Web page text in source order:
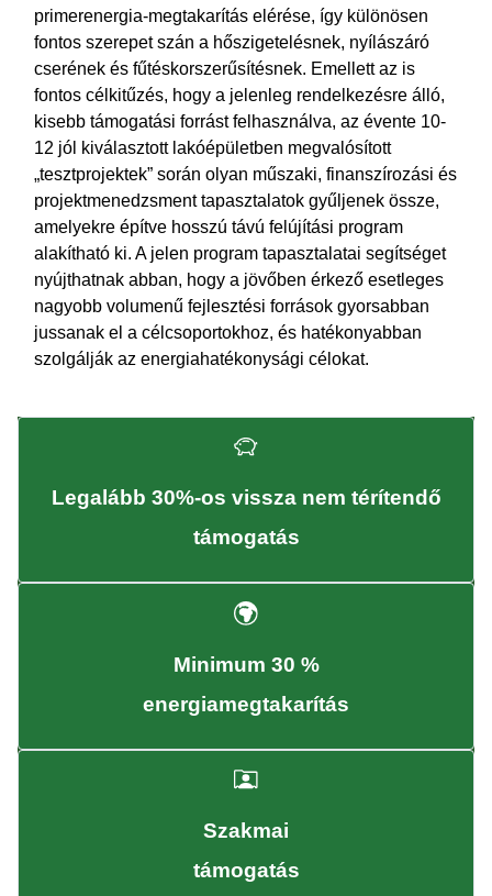
primerenergia-megtakarítás elérése, így különösen
fontos szerepet szán a hőszigetelésnek, nyílászáró
cserének és fűtéskorszerűsítésnek. Emellett az is
fontos célkitűzés, hogy a jelenleg rendelkezésre álló,
kisebb támogatási forrást felhasználva, az évente 10-
12 jól kiválasztott lakóépületben megvalósított
„tesztprojektek” során olyan műszaki, finanszírozási és
projektmenedzsment tapasztalatok gyűljenek össze,
amelyekre építve hosszú távú felújítási program
alakítható ki. A jelen program tapasztalatai segítséget
nyújthatnak abban, hogy a jövőben érkező esetleges
nagyobb volumenű fejlesztési források gyorsabban
jussanak el a célcsoportokhoz, és hatékonyabban
szolgálják az energiahatékonysági célokat.
Legalább 30%-os vissza nem térítendő
támogatás
Minimum 30 %
energiamegtakarítás
Szakmai
támogatás